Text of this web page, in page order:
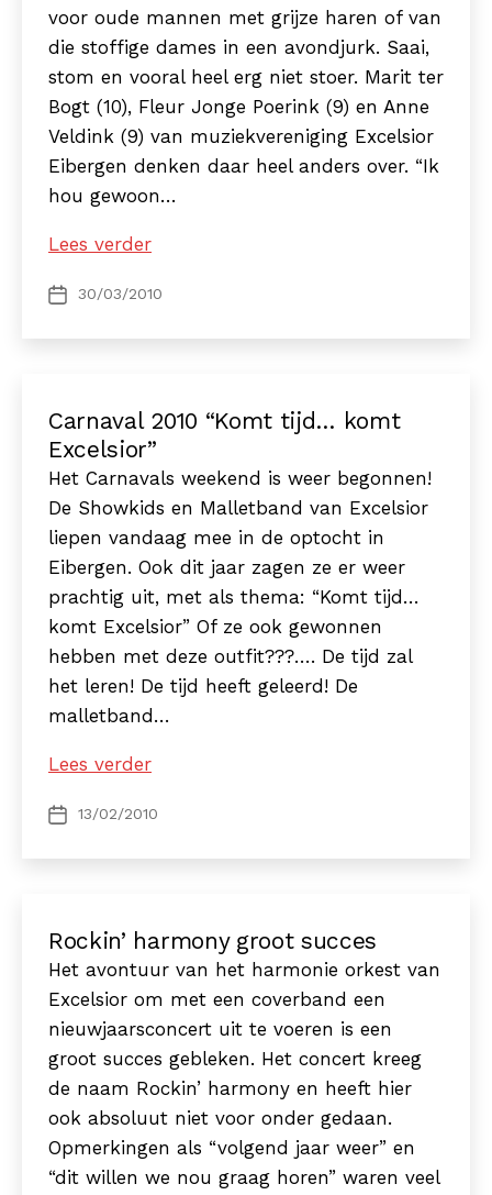
voor oude mannen met grijze haren of van
die stoffige dames in een avondjurk. Saai,
stom en vooral heel erg niet stoer. Marit ter
Bogt (10), Fleur Jonge Poerink (9) en Anne
Veldink (9) van muziekvereniging Excelsior
Eibergen denken daar heel anders over. “Ik
hou gewoon…
Lees verder‘Het
mij
anderen
vinden,
ik
vind
muziek
gewoon
leuk’
Berichtdatum
30/03/2010
Carnaval 2010 “Komt tijd… komt
Excelsior”
Het Carnavals weekend is weer begonnen!
De Showkids en Malletband van Excelsior
liepen vandaag mee in de optocht in
Eibergen. Ook dit jaar zagen ze er weer
prachtig uit, met als thema: “Komt tijd…
komt Excelsior” Of ze ook gewonnen
hebben met deze outfit???…. De tijd zal
het leren! De tijd heeft geleerd! De
malletband…
Lees verderCarnaval
“Komt
Berichtdatum
13/02/2010
Rockin’ harmony groot succes
Het avontuur van het harmonie orkest van
Excelsior om met een coverband een
nieuwjaarsconcert uit te voeren is een
groot succes gebleken. Het concert kreeg
de naam Rockin’ harmony en heeft hier
ook absoluut niet voor onder gedaan.
Opmerkingen als “volgend jaar weer” en
“dit willen we nou graag horen” waren veel